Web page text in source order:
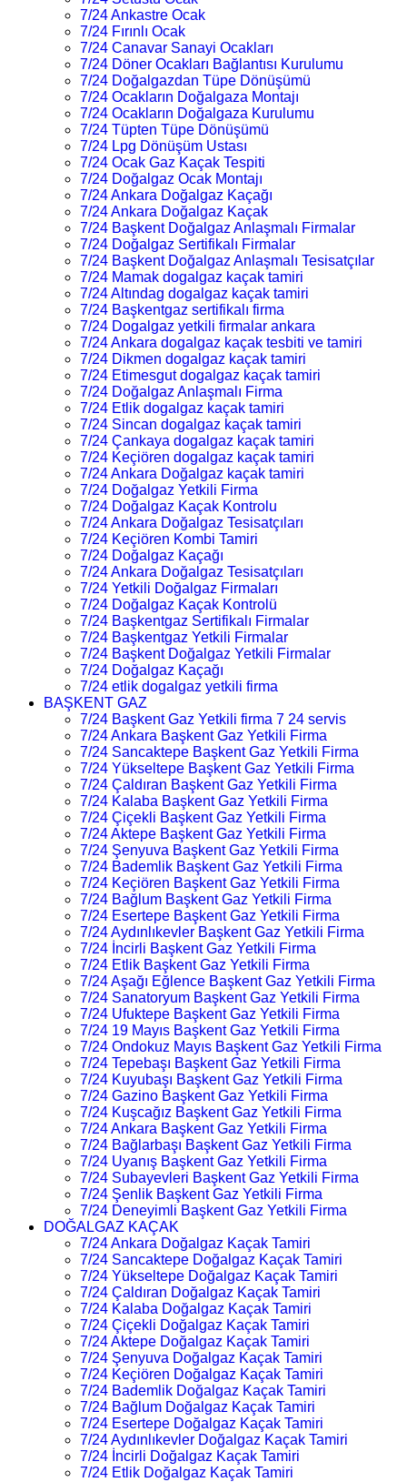
7/24 Ankastre Ocak
7/24 Fırınlı Ocak
7/24 Canavar Sanayi Ocakları
7/24 Döner Ocakları Bağlantısı Kurulumu
7/24 Doğalgazdan Tüpe Dönüşümü
7/24 Ocakların Doğalgaza Montajı
7/24 Ocakların Doğalgaza Kurulumu
7/24 Tüpten Tüpe Dönüşümü
7/24 Lpg Dönüşüm Ustası
7/24 Ocak Gaz Kaçak Tespiti
7/24 Doğalgaz Ocak Montajı
7/24 Ankara Doğalgaz Kaçağı
7/24 Ankara Doğalgaz Kaçak
7/24 Başkent Doğalgaz Anlaşmalı Firmalar
7/24 Doğalgaz Sertifikalı Firmalar
7/24 Başkent Doğalgaz Anlaşmalı Tesisatçılar
7/24 Mamak dogalgaz kaçak tamiri
7/24 Altındag dogalgaz kaçak tamiri
7/24 Başkentgaz sertifikalı firma
7/24 Dogalgaz yetkili firmalar ankara
7/24 Ankara dogalgaz kaçak tesbiti ve tamiri
7/24 Dikmen dogalgaz kaçak tamiri
7/24 Etimesgut dogalgaz kaçak tamiri
7/24 Doğalgaz Anlaşmalı Firma
7/24 Etlik dogalgaz kaçak tamiri
7/24 Sincan dogalgaz kaçak tamiri
7/24 Çankaya dogalgaz kaçak tamiri
7/24 Keçiören dogalgaz kaçak tamiri
7/24 Ankara Doğalgaz kaçak tamiri
7/24 Doğalgaz Yetkili Firma
7/24 Doğalgaz Kaçak Kontrolu
7/24 Ankara Doğalgaz Tesisatçıları
7/24 Keçiören Kombi Tamiri
7/24 Doğalgaz Kaçağı
7/24 Ankara Doğalgaz Tesisatçıları
7/24 Yetkili Doğalgaz Firmaları
7/24 Doğalgaz Kaçak Kontrolü
7/24 Başkentgaz Sertifikalı Firmalar
7/24 Başkentgaz Yetkili Firmalar
7/24 Başkent Doğalgaz Yetkili Firmalar
7/24 Doğalgaz Kaçağı
7/24 etlik dogalgaz yetkili firma
BAŞKENT GAZ
7/24 Başkent Gaz Yetkili firma 7 24 servis
7/24 Ankara Başkent Gaz Yetkili Firma
7/24 Sancaktepe Başkent Gaz Yetkili Firma
7/24 Yükseltepe Başkent Gaz Yetkili Firma
7/24 Çaldıran Başkent Gaz Yetkili Firma
7/24 Kalaba Başkent Gaz Yetkili Firma
7/24 Çiçekli Başkent Gaz Yetkili Firma
7/24 Aktepe Başkent Gaz Yetkili Firma
7/24 Şenyuva Başkent Gaz Yetkili Firma
7/24 Bademlik Başkent Gaz Yetkili Firma
7/24 Keçiören Başkent Gaz Yetkili Firma
7/24 Bağlum Başkent Gaz Yetkili Firma
7/24 Esertepe Başkent Gaz Yetkili Firma
7/24 Aydınlıkevler Başkent Gaz Yetkili Firma
7/24 İncirli Başkent Gaz Yetkili Firma
7/24 Etlik Başkent Gaz Yetkili Firma
7/24 Aşağı Eğlence Başkent Gaz Yetkili Firma
7/24 Sanatoryum Başkent Gaz Yetkili Firma
7/24 Ufuktepe Başkent Gaz Yetkili Firma
7/24 19 Mayıs Başkent Gaz Yetkili Firma
7/24 Ondokuz Mayıs Başkent Gaz Yetkili Firma
7/24 Tepebaşı Başkent Gaz Yetkili Firma
7/24 Kuyubaşı Başkent Gaz Yetkili Firma
7/24 Gazino Başkent Gaz Yetkili Firma
7/24 Kuşcağız Başkent Gaz Yetkili Firma
7/24 Ankara Başkent Gaz Yetkili Firma
7/24 Bağlarbaşı Başkent Gaz Yetkili Firma
7/24 Uyanış Başkent Gaz Yetkili Firma
7/24 Subayevleri Başkent Gaz Yetkili Firma
7/24 Şenlik Başkent Gaz Yetkili Firma
7/24 Deneyimli Başkent Gaz Yetkili Firma
DOĞALGAZ KAÇAK
7/24 Ankara Doğalgaz Kaçak Tamiri
7/24 Sancaktepe Doğalgaz Kaçak Tamiri
7/24 Yükseltepe Doğalgaz Kaçak Tamiri
7/24 Çaldıran Doğalgaz Kaçak Tamiri
7/24 Kalaba Doğalgaz Kaçak Tamiri
7/24 Çiçekli Doğalgaz Kaçak Tamiri
7/24 Aktepe Doğalgaz Kaçak Tamiri
7/24 Şenyuva Doğalgaz Kaçak Tamiri
7/24 Keçiören Doğalgaz Kaçak Tamiri
7/24 Bademlik Doğalgaz Kaçak Tamiri
7/24 Bağlum Doğalgaz Kaçak Tamiri
7/24 Esertepe Doğalgaz Kaçak Tamiri
7/24 Aydınlıkevler Doğalgaz Kaçak Tamiri
7/24 İncirli Doğalgaz Kaçak Tamiri
7/24 Etlik Doğalgaz Kaçak Tamiri